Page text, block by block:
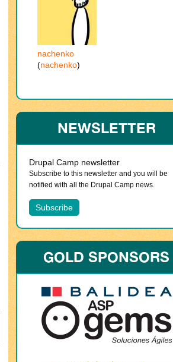
nachenko
(nachenko)
NEWSLETTER
Drupal Camp newsletter
Subscribe to this newsletter and you will be
notified with all the Drupal Camp news.
GOLD SPONSORS